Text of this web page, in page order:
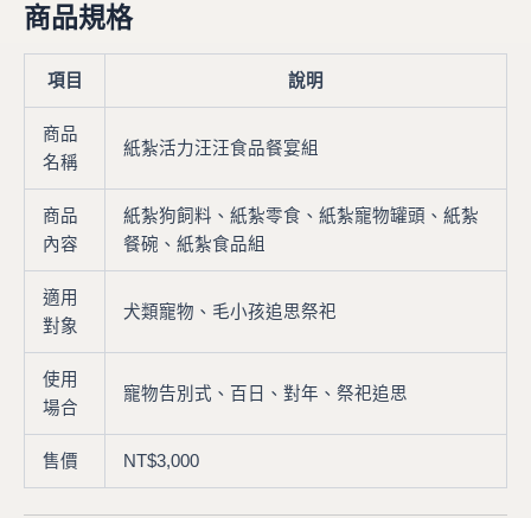
商品規格
項目 說明
商品
名稱
紙紮活力汪汪食品餐宴組
商品
內容
紙紮狗飼料、紙紮零食、紙紮寵物罐頭、紙紮
餐碗、紙紮食品組
適用
對象
犬類寵物、毛小孩追思祭祀
使用
場合
寵物告別式、百日、對年、祭祀追思
售價 NT$3,000